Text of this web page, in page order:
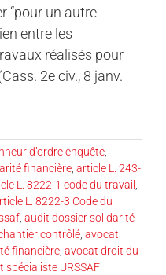
“pour un autre
entre les
réalisés pour
2e civ., 8 janv.
d’ordre enquête
financière article L. 243-
L. 8222-1 code du travail
L. 8222-3 Code du
audit dossier solidarité
contrôlé avocat
financière avocat droit du
spécialiste URSSAF